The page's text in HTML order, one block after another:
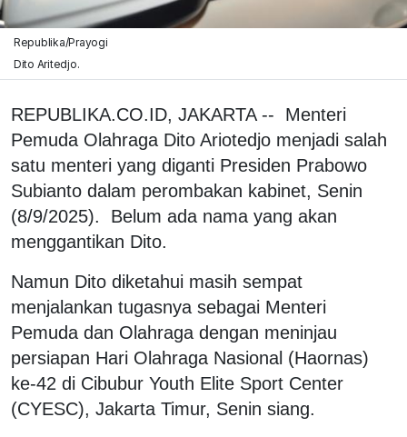
Republika/Prayogi
Dito Aritedjo.
REPUBLIKA.CO.ID, JAKARTA -- Menteri
Pemuda Olahraga Dito Ariotedjo menjadi salah
satu menteri yang diganti Presiden Prabowo
Subianto dalam perombakan kabinet, Senin
(8/9/2025). Belum ada nama yang akan
menggantikan Dito.
Namun Dito diketahui masih sempat
menjalankan tugasnya sebagai Menteri
Pemuda dan Olahraga dengan meninjau
persiapan Hari Olahraga Nasional (Haornas)
ke-42 di Cibubur Youth Elite Sport Center
(CYESC), Jakarta Timur, Senin siang.